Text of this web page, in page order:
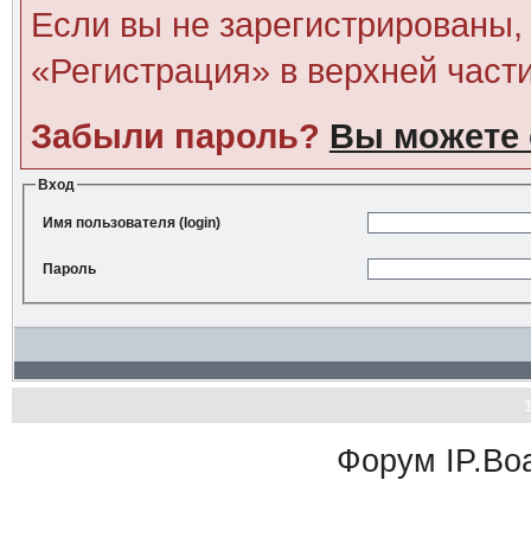
Если вы не
«Регистрация» в верхней
Забыли пароль? Вы можете
Вход
Имя пользователя (login)
Пароль
Форум